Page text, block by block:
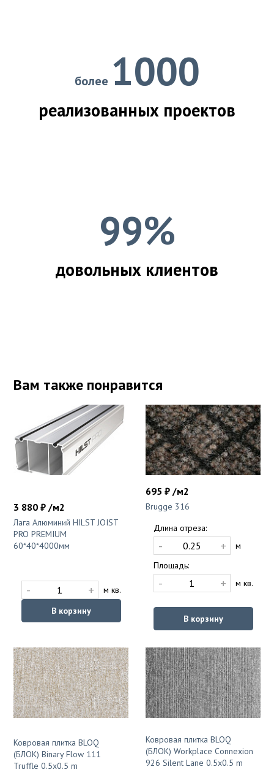
более 1000
реализованных проектов
99%
довольных клиентов
Вам также понравится
3 880 ₽ /м2
Лага Алюминий HILST JOIST
PRO PREMIUM
60*40*4000мм
- +
м кв.
В корзину
695 ₽ /м2
Brugge 316
Длина отреза:
- +
м
Площадь:
- + м кв.
В корзину
Ковровая плитка BLOQ
(БЛОК) Binary Flow 111
Truffle 0.5x0.5 m
Ковровая плитка BLOQ
(БЛОК) Workplace Connexion
926 Silent Lane 0.5x0.5 m